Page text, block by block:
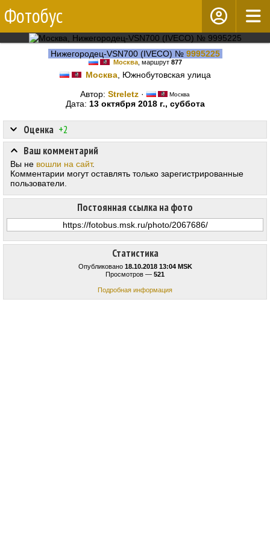
Фотобус
Нижегородец-VSN700 (IVECO) № 9995225
Москва, маршрут 877
Москва, Южнобутовская улица
Автор: Streletz · Москва
Дата: 13 октября 2018 г., суббота
Статистика
Опубликовано 18.10.2018 13:04 MSK
Просмотров — 521
Подробная информация
Оценка +2
Постоянная ссылка на фото
Ваш комментарий
Вы не вошли на сайт.
Комментарии могут оставлять только зарегистрированные
пользователи.